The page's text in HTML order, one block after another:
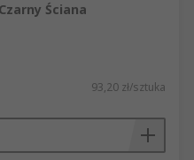
Ściana
93,20 zł/sztuka